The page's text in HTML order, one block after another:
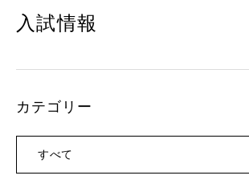
入試情報
カテゴリー
すべて